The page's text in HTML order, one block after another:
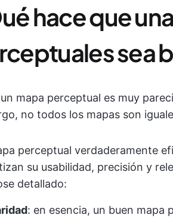
hace que
sea
mapa perceptual es muy
no todos los mapas son
perceptual verdaderamente
su usabilidad, precisión y
detallado:
: en esencia, un buen mapa